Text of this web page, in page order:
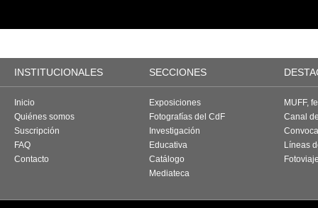
INSTITUCIONALES SECCIONES
Inicio
Quiénes somos
Suscripción
FAQ
Contacto
Exposiciones
Fotografías del CdF
Investigación
Educativa
Catálogo
Mediateca
MUFF,
Canal
Líneas